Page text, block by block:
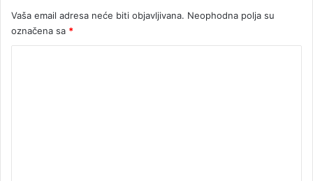
Vaša email adresa neće biti objavljivana. Neophodna polja su
označena sa *